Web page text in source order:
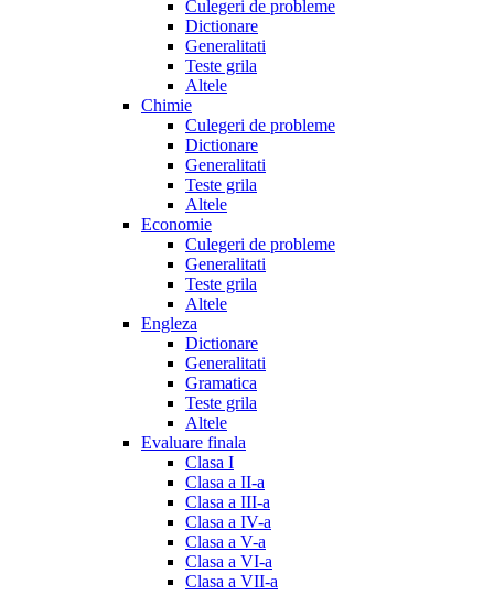
Culegeri de probleme
Dictionare
Generalitati
Teste grila
Altele
Chimie
Culegeri de probleme
Dictionare
Generalitati
Teste grila
Altele
Economie
Culegeri de probleme
Generalitati
Teste grila
Altele
Engleza
Dictionare
Generalitati
Gramatica
Teste grila
Altele
Evaluare finala
Clasa I
Clasa a II-a
Clasa a III-a
Clasa a IV-a
Clasa a V-a
Clasa a VI-a
Clasa a VII-a